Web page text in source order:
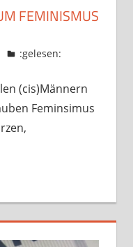
FEMINISMUS
:gelesen:
(cis)Männern
Feminsimus